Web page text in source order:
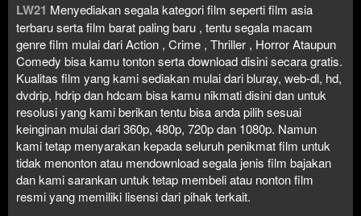
LW21 Menyediakan segala kategori film seperti film asia
terbaru serta film barat paling baru , tentu segala macam
genre film mulai dari Action , Crime , Thriller , Horror Ataupun
Comedy bisa kamu tonton serta download disini secara gratis.
Kualitas film yang kami sediakan mulai dari bluray, web-dl, hd,
dvdrip, hdrip dan hdcam bisa kamu nikmati disini dan untuk
resolusi yang kami berikan tentu bisa anda pilih sesuai
keinginan mulai dari 360p, 480p, 720p dan 1080p. Namun
kami tetap menyarakan kepada seluruh penikmat film untuk
tidak menonton atau mendownload segala jenis film bajakan
dan kami sarankan untuk tetap membeli atau nonton film
resmi yang memiliki lisensi dari pihak terkait.